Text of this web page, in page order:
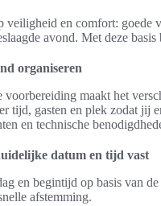
veiligheid en comfort: goede
avond. Met deze
organiseren
voorbereiding maakt het
tijd, gasten en plek zodat jij
en technische
datum en tijd vast
en begintijd op basis van
afstemming.